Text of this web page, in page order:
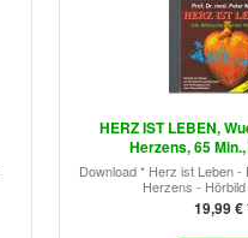
HERZ IST LEBEN,
Herzens, 65
Download * Herz ist Leben -
Herzens -
19,99 €